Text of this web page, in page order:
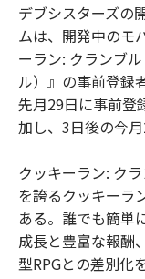
デブシスターズの
ムは、開発中のモ
ーラン: クランブ
ル）』の事前登録
先月29日に事前登
加し、3日後の今
クッキーラン: ク
を誇るクッキーラ
ある。誰でも簡単
成長と豊富な報酬
型RPGとの差別化